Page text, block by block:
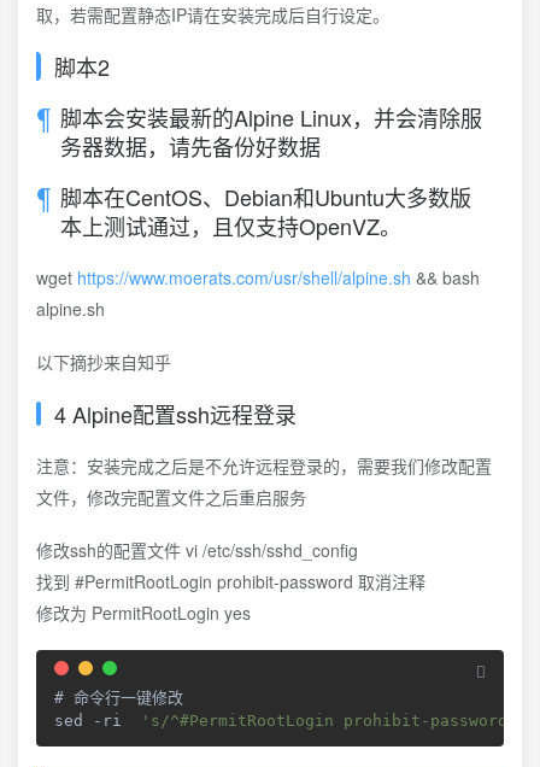
取，若需配置静态IP请在安装完成后自行设定。
脚本2
脚本会安装最新的Alpine Linux，并会清除服
务器数据，请先备份好数据
脚本在CentOS、Debian和Ubuntu大多数版
本上测试通过，且仅支持OpenVZ。
wget https://www.moerats.com/usr/shell/alpine.sh && bash
alpine.sh
以下摘抄来自知乎
4 Alpine配置ssh远程登录
注意：安装完成之后是不允许远程登录的，需要我们修改配置
文件，修改完配置文件之后重启服务
修改ssh的配置文件 vi /etc/ssh/sshd_config
找到 #PermitRootLogin prohibit-password 取消注释
修改为 PermitRootLogin yes
# 命令行一键修改
sed
- ri 's/^#PermitRootLogin prohibit-password/